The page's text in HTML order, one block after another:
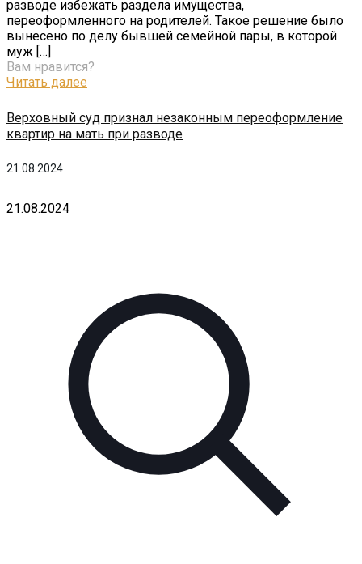
21.08.2024
Верховный суд признал незаконным переоформление
квартир на мать при разводе
разводе избежать раздела имущества,
переоформленного на родителей. Такое решение было
вынесено по делу бывшей семейной пары, в которой
муж […]
Вам нравится?
Читать далее
21.08.2024